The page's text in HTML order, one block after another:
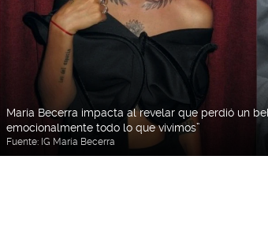
María Becerra impacta al revelar que perdió un
emocionalmente todo lo que vivimos”
Fuente: IG María Becerra